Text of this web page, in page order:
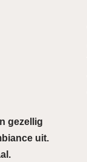
gezellig
uit.